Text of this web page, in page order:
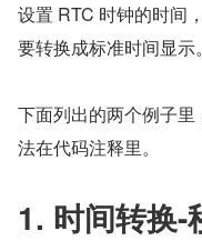
设置 RTC 时钟的时间
要转换成标准时间显示。
下面列出的两个例子
法在代码注释里。
1. 时间转换-